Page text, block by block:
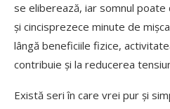
se eliberează, iar somnul poate
și cincisprezece minute de
lângă beneficiile fizice,
contribuie și la reducerea
Există seri în care vrei pur și